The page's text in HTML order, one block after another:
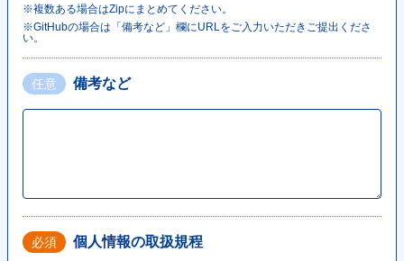
※複数ある場合はZipにまとめてください。
※GitHubの場合は「備考など」欄にURLをご入力いただきご提出くださ
い。
任意 備考など
必須 個人情報の取扱規程
</p>
</a>
<picture>
srcset="https://hajimecreate.com/wp-content/themes/wp-hajime2021/
<source type="image/webp"
srcset="https://hajimecreate.com/wp-content/themes/wp-hajime2021/